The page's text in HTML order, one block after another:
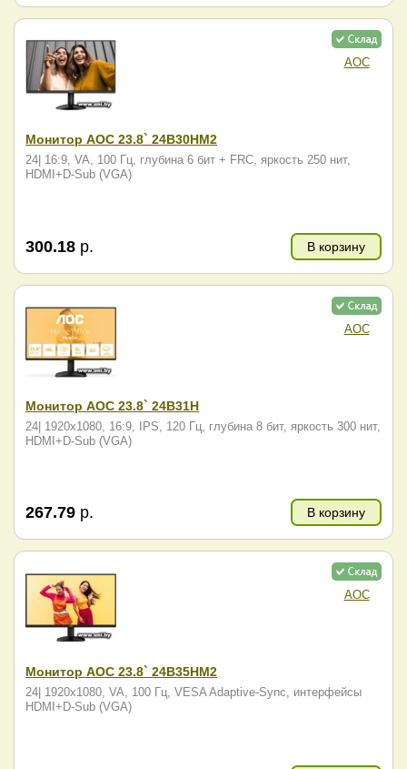
AOC
Монитор AOC 23.8` 24B30HM2
24| 16:9, VA, 100 Гц, глубина 6 бит + FRC, яркость 250 нит,
HDMI+D-Sub (VGA)
300.18 р. В корзину
AOC
Монитор AOC 23.8` 24B31H
24| 1920x1080, 16:9, IPS, 120 Гц, глубина 8 бит, яркость 300 нит,
HDMI+D-Sub (VGA)
267.79 р. В корзину
AOC
Монитор AOC 23.8` 24B35HM2
24| 1920x1080, VA, 100 Гц, VESA Adaptive-Sync, интерфейсы
HDMI+D-Sub (VGA)